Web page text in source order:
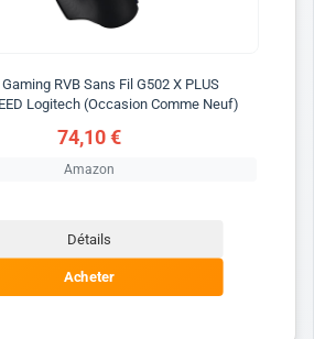
RVB Sans Fil G502 X PLUS
Logitech (Occasion Comme Neuf)
74,10 €
Amazon
Détails
Acheter